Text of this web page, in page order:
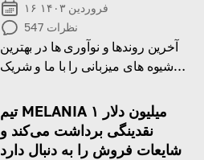
۱۶ فروردین ۱۴۰۳
547 نظرات
آخرین روندها و نوآوری ها در بهترین
شیوه های میزبانی را با ما و شریک
تیم MELANIA ۱ میلیون دلار
نقدینگی برداشت می‌کند و
شایعات فروش را به دنبال دارد